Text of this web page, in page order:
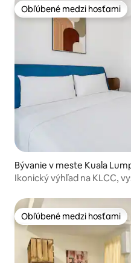
Obľúbené medzi hosťami
Obľúbené medzi hosťami
Bývanie v meste Kuala
Ikonický výhľad na KLCC,
Obľúbené medzi hosťami
Obľúbené medzi hosťami